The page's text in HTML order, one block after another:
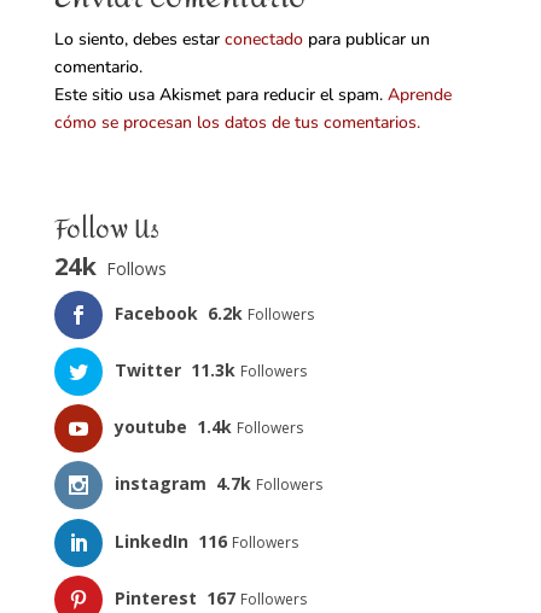
Lo siento, debes estar conectadopara publicar un
comentario.
Este sitio usa Akismet para reducir el spam. Aprende
cómo se procesan los datos de tus comentarios.
Follow Us
24k Follows
Facebook 6.2k Followers
Twitter 11.3k Followers
youtube 1.4k Followers
instagram 4.7k Followers
LinkedIn 116 Followers
Pinterest 167 Followers